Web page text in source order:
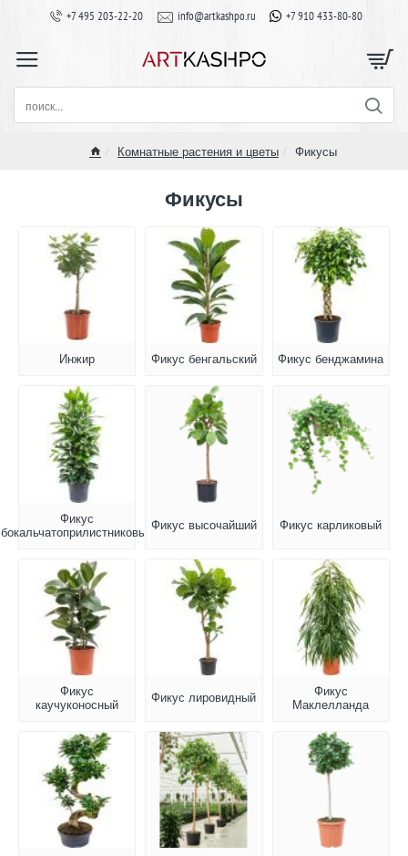
+7 495 203-22-20 info@artkashpo.ru +7 910 433-80-80
поиск...
Комнатные растения и цветы Фикусы
Фикусы
Инжир Фикус бенгальский Фикус бенджамина
Фикус
бокальчатоприлистниковыйФикус высочайший Фикус карликовый
Фикус
каучуконосный
Фикус лировидный
Фикус
Маклелланда